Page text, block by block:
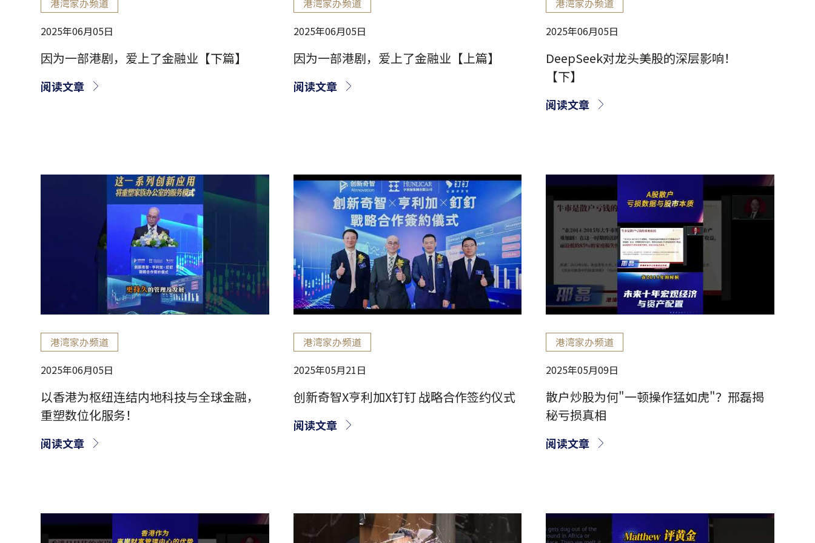
港湾家办频道
2025年06月05日
因为一部港剧，爱上了金融业【下篇】
阅读文章
港湾家办频道
2025年06月05日
因为一部港剧，爱上了金融业【上篇】
阅读文章
港湾家办频道
2025年06月05日
DeepSeek对龙头美股的深层影响！
【下】
阅读文章
港湾家办频道
2025年06月05日
以香港为枢纽连结内地科技与全球金融，
重塑数位化服务！
阅读文章
港湾家办频道
2025年05月21日
创新奇智X亨利加X钉钉 战略合作签约仪式
阅读文章
港湾家办频道
2025年05月09日
散户炒股为何"一顿操作猛如虎"？邢磊揭
秘亏损真相
阅读文章